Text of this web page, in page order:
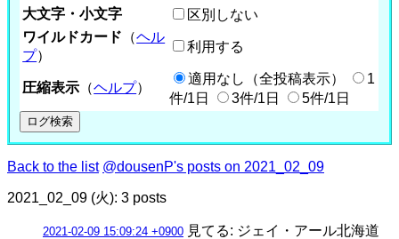
大文字・小文字
区別しない
ワイルドカード （ヘル
プ）
利用する
圧縮表示 （ヘルプ）
適用なし（全投稿表示）
1
件/1日
3件/1日 5件/1日
Back to the list @dousenP's posts on 2021_02_09
2021_02_09 (火): 3 posts
2021-02-09 15:09:24 +0900 見てる: ジェイ・アール北海道